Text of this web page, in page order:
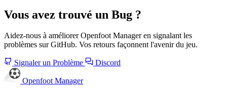
Vous avez trouvé un Bug ?
Aidez-nous à améliorer Openfoot Manager en signalant les
problèmes sur GitHub. Vos retours façonnent l'avenir du jeu.
Signaler un Problème Discord
OpenfootManager